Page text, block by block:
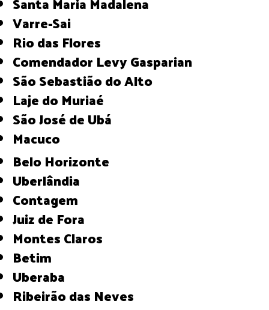
Varre-Sai
Rio das Flores
Comendador Levy Gasparian
São Sebastião do Alto
Laje do Muriaé
São José de Ubá
Macuco
Belo Horizonte
Uberlândia
Contagem
Juiz de Fora
Montes Claros
Betim
Uberaba
Ribeirão das Neves